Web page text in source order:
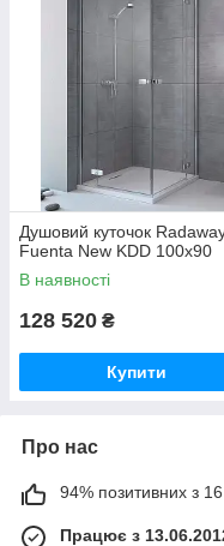
Душовий куточок
Fuenta New KDD 100x90
В наявності
128 520 ₴
Купити
Про нас
94% позитивних з 16
Працює з